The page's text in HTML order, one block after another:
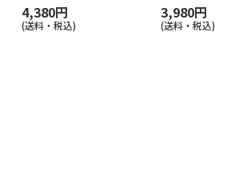
4,380円
(送料・税込)
3,980円
(送料・税込)